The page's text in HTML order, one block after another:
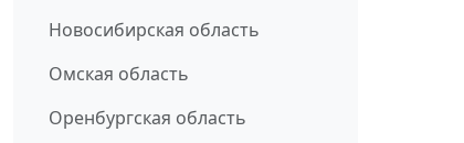
Новосибирская область
Омская область
Оренбургская область